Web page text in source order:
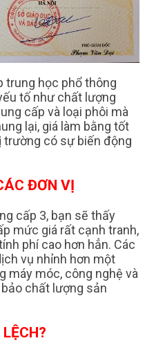
trung học phổ thông
tố như chất lượng
cấp và loại phôi mà
lại, giá làm bằng tốt
trường có sự biến động
ĐƠN VỊ
cấp 3, bạn sẽ thấy
mức giá rất cạnh tranh,
phí cao hơn hẳn. Các
vụ nhỉnh hơn một
máy móc, công nghệ và
chất lượng sản